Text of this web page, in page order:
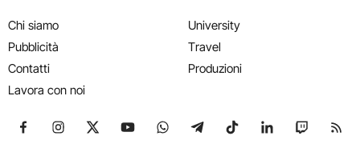
Chi siamo
Pubblicità
Contatti
Lavora con noi
University
Travel
Produzioni
Seguici su Facebook
Seguici su Instagram
Seguici su X
Seguici su YouTube
Seguici su WhatsApp
Seguici su Telegram
Seguici su TikTok
Seguici su
Seguici